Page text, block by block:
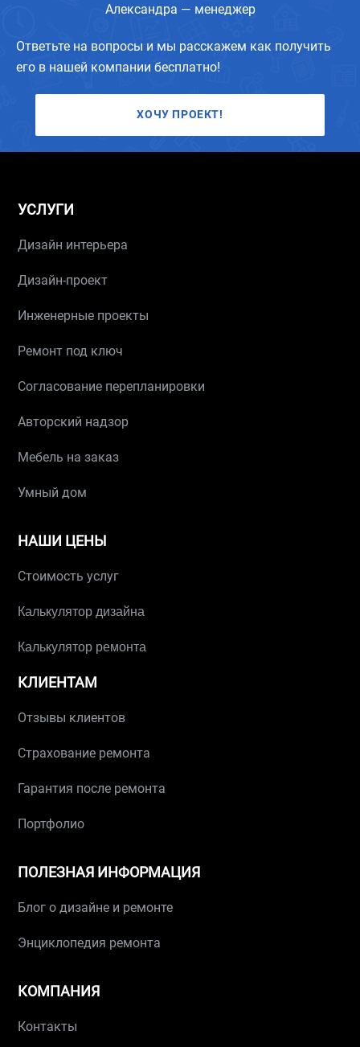
Ответьте на вопросы и мы расскажем как получить
его в нашей компании бесплатно!
ХОЧУ ПРОЕКТ!
Александра — менеджер
УСЛУГИ
Дизайн интерьера
Дизайн-проект
Инженерные проекты
Ремонт под ключ
Согласование перепланировки
Авторский надзор
Мебель на заказ
Умный дом
НАШИ ЦЕНЫ
Стоимость услуг
Калькулятор дизайна
Калькулятор ремонта
КЛИЕНТАМ
Отзывы клиентов
Страхование ремонта
Гарантия после ремонта
Портфолио
ПОЛЕЗНАЯ ИНФОРМАЦИЯ
Блог о дизайне и ремонте
Энциклопедия ремонта
КОМПАНИЯ
Контакты